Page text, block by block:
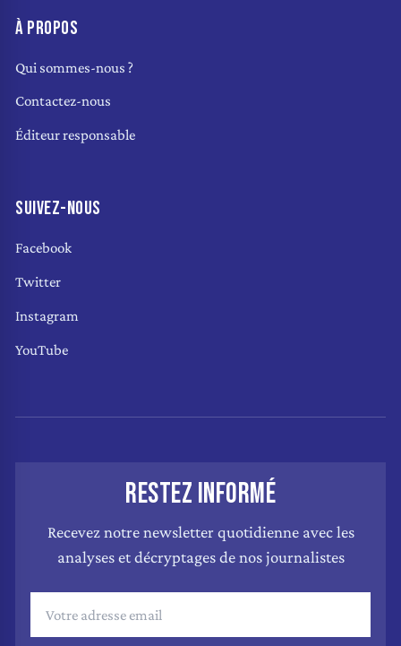
À PROPOS
Qui sommes-nous ?
Contactez-nous
Éditeur responsable
SUIVEZ-NOUS
Facebook
Twitter
Instagram
YouTube
RESTEZ INFORMÉ
Recevez notre newsletter quotidienne avec les
analyses et décryptages de nos journalistes